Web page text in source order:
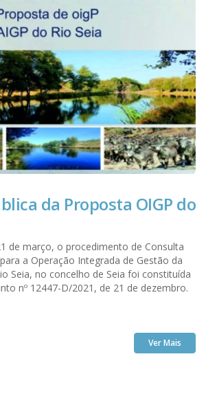
da Proposta OIGP do
de março, o procedimento de Consulta
a Operação Integrada de Gestão da
Seia, no concelho de Seia foi constituída
nº 12447-D/2021, de 21 de dezembro.
Ver Mais